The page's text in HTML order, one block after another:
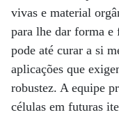
vivas e material
para lhe dar forma e
pode até curar a si
aplicações que
robustez. A equipe
células em futuras